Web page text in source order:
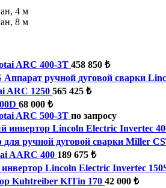
4 м
8 м
ARC 400-3T 458 850 ₺
Аппарат ручной дуговой сварки
ARC 1250 565 425 ₺
68 000 ₺
ARC 500-3T по запросу
инвертор Lincoln Electric Invertec
для ручной дуговой сварки Miller
AARC 400 189 675 ₺
Lincoln Electric Invertec
Kuhtreiber KITin 170 42 000 ₺